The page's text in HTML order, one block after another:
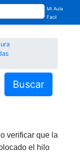
Mi Aula
Facil
Buscar
verificar que la
el hilo